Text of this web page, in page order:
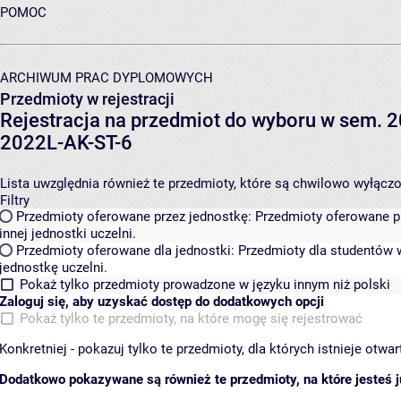
POMOC
ARCHIWUM PRAC DYPLOMOWYCH
Przedmioty w rejestracji
Rejestracja na przedmiot do wyboru w sem.
2022L-AK-ST-6
Lista uwzględnia również te przedmioty, które są chwilowo
Filtry
Przedmioty oferowane przez jednostkę: Przedmioty oferowane
innej jednostki uczelni.
Przedmioty oferowane dla jednostki: Przedmioty dla studentów
jednostkę uczelni.
Pokaż tylko przedmioty prowadzone w języku innym niż polski
Zaloguj się, aby uzyskać dostęp do dodatkowych opcji
Pokaż tylko te przedmioty, na które mogę się rejestrować
Konkretniej - pokazuj tylko te przedmioty, dla których istnieje
Dodatkowo pokazywane są również te przedmioty, na które jesteś